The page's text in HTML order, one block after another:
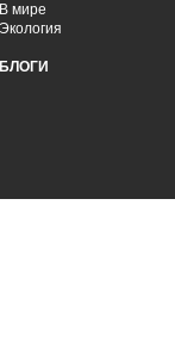
В мире
Экология
БЛОГИ